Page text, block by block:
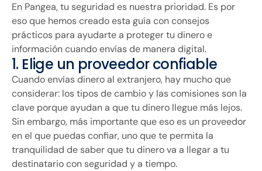
En Pangea, tu seguridad es nuestra prioridad. Es por
eso que hemos creado esta guía con consejos
prácticos para ayudarte a proteger tu dinero e
información cuando envías de manera digital.
1. Elige un proveedor confiable
Cuando envías dinero al extranjero, hay mucho que
considerar: los tipos de cambio y las comisiones son la
clave porque ayudan a que tu dinero llegue más lejos.
Sin embargo, más importante que eso es un proveedor
en el que puedas confiar, uno que te permita la
tranquilidad de saber que tu dinero va a llegar a tu
destinatario con seguridad y a tiempo.